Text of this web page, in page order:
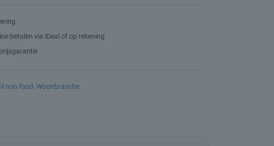
betalen via iDeal of op rekening
non food Woonbranche